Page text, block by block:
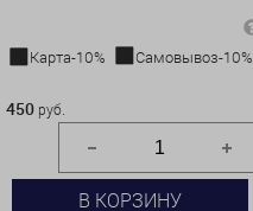
Карта-10%
Самовывоз-10%
450 руб.
В КОРЗИНУ